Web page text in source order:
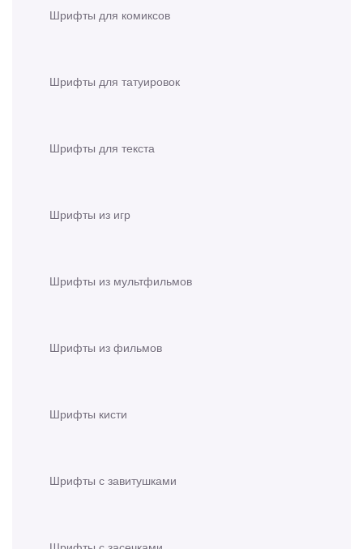
Шрифты для комиксов
Шрифты для татуировок
Шрифты для текста
Шрифты из игр
Шрифты из мультфильмов
Шрифты из фильмов
Шрифты кисти
Шрифты с завитушками